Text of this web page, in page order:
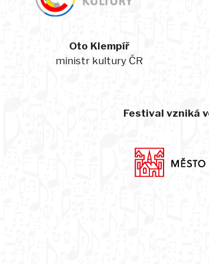
Oto Klempíř
ministr kultury ČR
Festival vzniká